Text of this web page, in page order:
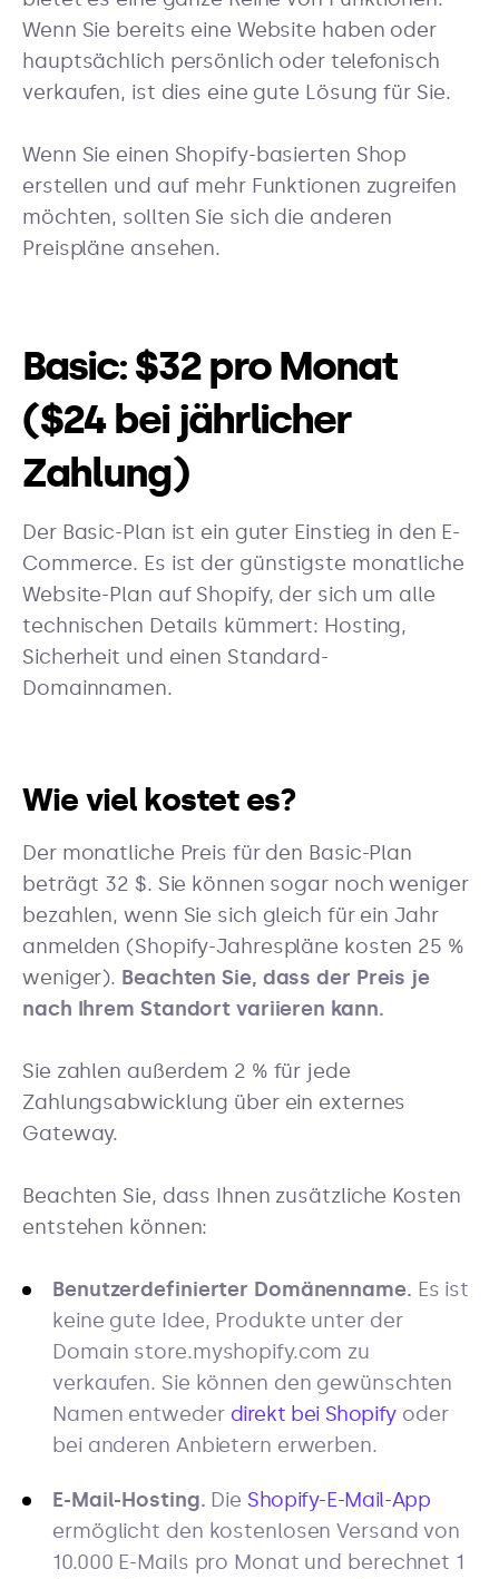
Wenn Sie bereits eine Website haben oder
hauptsächlich persönlich oder telefonisch
verkaufen, ist dies eine gute Lösung für Sie.
Wenn Sie einen Shopify-basierten Shop
erstellen und auf mehr Funktionen zugreifen
möchten, sollten Sie sich die anderen
Preispläne ansehen.
Basic: $32 pro Monat
($24 bei jährlicher
Zahlung)
Der Basic-Plan ist ein guter Einstieg in den E-
Commerce. Es ist der günstigste monatliche
Website-Plan auf Shopify, der sich um alle
technischen Details kümmert: Hosting,
Sicherheit und einen Standard-
Domainnamen.
Wie viel kostet es?
Der monatliche Preis für den Basic-Plan
beträgt 32 $. Sie können sogar noch weniger
bezahlen, wenn Sie sich gleich für ein Jahr
anmelden (Shopify-Jahrespläne kosten 25 %
weniger). Beachten Sie, dass der Preis je
nach Ihrem Standort variieren kann.
Sie zahlen außerdem 2 % für jede
Zahlungsabwicklung über ein externes
Gateway.
Beachten Sie, dass Ihnen zusätzliche Kosten
entstehen können:
Benutzerdefinierter Domänenname. Es ist
keine gute Idee, Produkte unter der
Domain store.myshopify.com zu
verkaufen. Sie können den gewünschten
Namen entweder direkt bei Shopify oder
bei anderen Anbietern erwerben.
E-Mail-Hosting. Die Shopify-E-Mail-App
ermöglicht den kostenlosen Versand von
10.000 E-Mails pro Monat und berechnet 1